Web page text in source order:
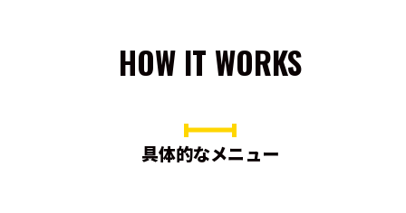
HOW IT WORKS
具体的なメニュー